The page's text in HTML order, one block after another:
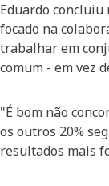
Eduardo
focado na
trabalhar em
comum - em vez
"É bom não
os outros 20%
resultados mais